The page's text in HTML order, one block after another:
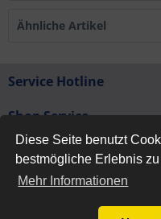
Diese Seite benutzt
bestmögliche Erlebnis
Mehr Informationen
Ähnliche Artikel
Service Hotline
Shop Service
Informationen
Newsletter